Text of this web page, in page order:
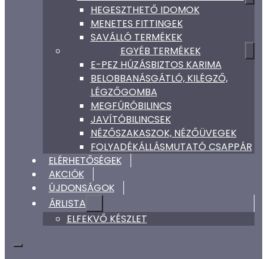
HEGESZTHETŐ IDOMOK
MENETES FITTINGEK
SAVÁLLÓ TERMÉKEK
EGYÉB TERMÉKEK
E-PEZ HÚZÁSBIZTOS KARIMA
BELOBBANÁSGÁTLÓ, KILÉGZŐ,
LÉGZŐGOMBA
MEGFÚRÓBILINCS
JAVÍTÓBILINCSEK
NÉZŐSZAKASZOK, NÉZŐÜVEGEK
FOLYADÉKÁLLÁSMUTATÓ CSAPPÁR
ELÉRHETŐSÉGEK
AKCIÓK
ÚJDONSÁGOK
ÁRLISTA
ELFEKVŐ KÉSZLET